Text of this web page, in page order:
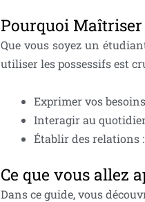
Pourquoi Maîtriser
Que vous soyez un
utiliser les possessifs est
Exprimer vos
Interagir au
Établir des relations
Ce que vous allez
Dans ce guide, vous